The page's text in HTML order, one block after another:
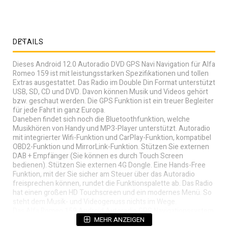
DETAILS
Dieses Android 12.0 Autoradio DVD GPS Navi Navigation für Alfa
Romeo 159 ist mit leistungsstarken Spezifikationen und tollen
Extras ausgestattet. Das Radio im Double Din Format unterstützt
USB, SD, CD und DVD. Davon können Musik und Videos gehört
bzw. geschaut werden. Die GPS Funktion ist ein treuer Begleiter
für jede Fahrt in ganz Europa.
Daneben findet sich noch die Bluetoothfunktion, welche
Musikhören von Handy und MP3-Player unterstützt. Autoradio
mit integrierter Wifi-Funktion und CarPlay-Funktion, kompatibel
OBD2-Funktion und MirrorLink-Funktion. Stützen Sie externen
DAB + Empfänger (Sie können es durch Touch Screen
bedienen). Stützen Sie externen 4G Dongle. Eine Hands-Free
Funktion, mit der Sie sicher am Steuer über das Autoradio
freisprechen können, rundet die Funktionspalette ab. Das Radio
hat einen großen HD Touchscreen und ein modernes Menü. So
steht dem Musik- und Videogenuss nichts im Wege.
Das Alfa Romeo 159 Android Autoradio GPS Navigationssystem
passt nahtlos in den 2-DIN-Schacht Ihres Fahrzeugs.
MEHR ANZEIGEN